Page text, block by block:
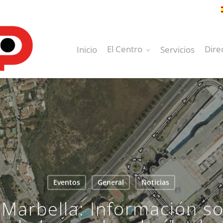
Inicio El Centro Servicios
Eventos General Noticias
Marbella: Información